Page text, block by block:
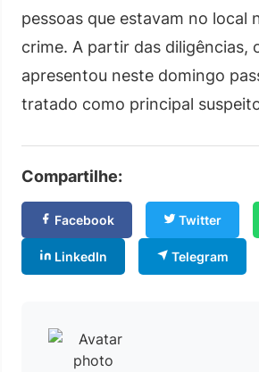
pessoas que estavam no local
crime. A partir das diligências,
apresentou neste domingo
tratado como principal
Compartilhe:
Facebook Twitter
LinkedIn Telegram